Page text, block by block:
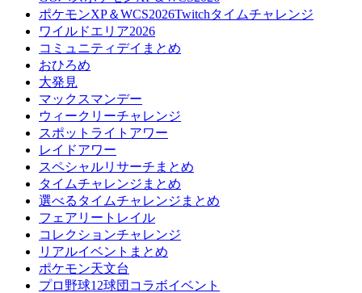
ポケモンXP＆WCS2026Twitchタイムチャレンジ
ワイルドエリア2026
コミュニティデイまとめ
おひろめ
大発見
マックスマンデー
ウィークリーチャレンジ
スポットライトアワー
レイドアワー
スペシャルリサーチまとめ
タイムチャレンジまとめ
選べるタイムチャレンジまとめ
フェアリートレイル
コレクションチャレンジ
リアルイベントまとめ
ポケモン天文台
プロ野球12球団コラボイベント